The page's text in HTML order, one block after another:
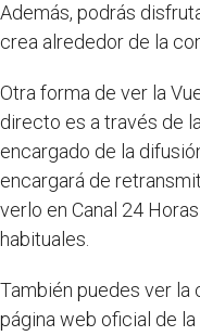
Además, podrás
crea alrededor de la
Otra forma de ver la
directo es a través de
encargado de la
encargará de
verlo en Canal 24
habituales.
También puedes ver la
página web oficial de